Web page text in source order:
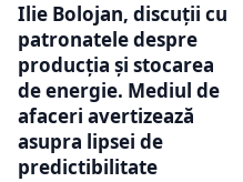
Ilie Bolojan, discuții cu
patronatele despre
producția și stocarea
de energie. Mediul de
afaceri avertizează
asupra lipsei de
predictibilitate